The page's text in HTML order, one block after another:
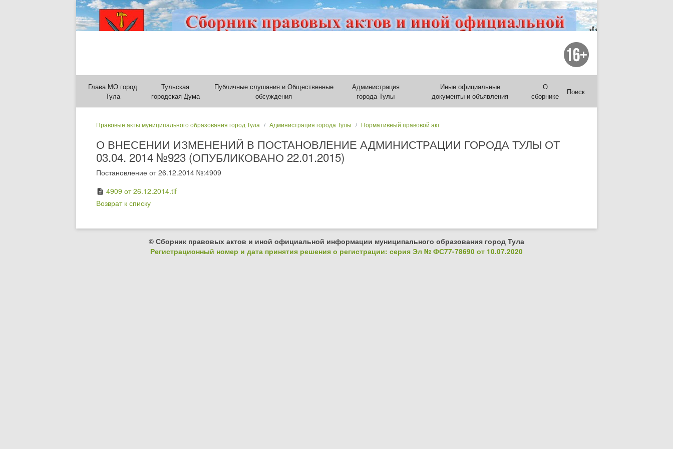
Глава МО город
Тула
Тульская
городская Дума
Публичные слушания и Общественные
обсуждения
Администрация
города Тулы
Иные официальные
документы и объявления
О
сборнике
Поиск
Правовые акты муниципального образования город Тула Администрация города Тулы Нормативный правовой акт
О ВНЕСЕНИИ ИЗМЕНЕНИЙ В ПОСТАНОВЛЕНИЕ АДМИНИСТРАЦИИ ГОРОДА ТУЛЫ ОТ
03.04. 2014 №923 (ОПУБЛИКОВАНО 22.01.2015)
Постановление от 26.12.2014 №:4909
description 4909 от 26.12.2014.tif
Возврат к списку
© Сборник правовых актов и иной официальной информации муниципального образования город Тула
Регистрационный номер и дата принятия решения о регистрации: серия Эл № ФС77-78690 от 10.07.2020